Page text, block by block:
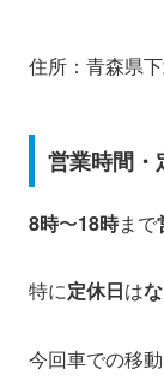
住所：青森県
営業時間・
8時〜18時まで
特に定休日は
今回車での移